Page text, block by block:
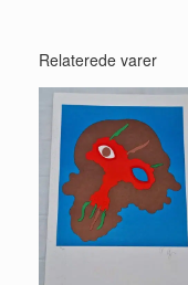
Relaterede varer